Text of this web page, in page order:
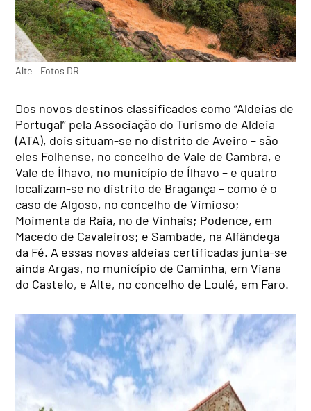
Alte – Fotos DR
Dos novos destinos classificados como “Aldeias de
Portugal” pela Associação do Turismo de Aldeia
(ATA), dois situam-se no distrito de Aveiro – são
eles Folhense, no concelho de Vale de Cambra, e
Vale de Ílhavo, no município de Ílhavo – e quatro
localizam-se no distrito de Bragança – como é o
caso de Algoso, no concelho de Vimioso;
Moimenta da Raia, no de Vinhais; Podence, em
Macedo de Cavaleiros; e Sambade, na Alfândega
da Fé. A essas novas aldeias certificadas junta-se
ainda Argas, no município de Caminha, em Viana
do Castelo, e Alte, no concelho de Loulé, em Faro.